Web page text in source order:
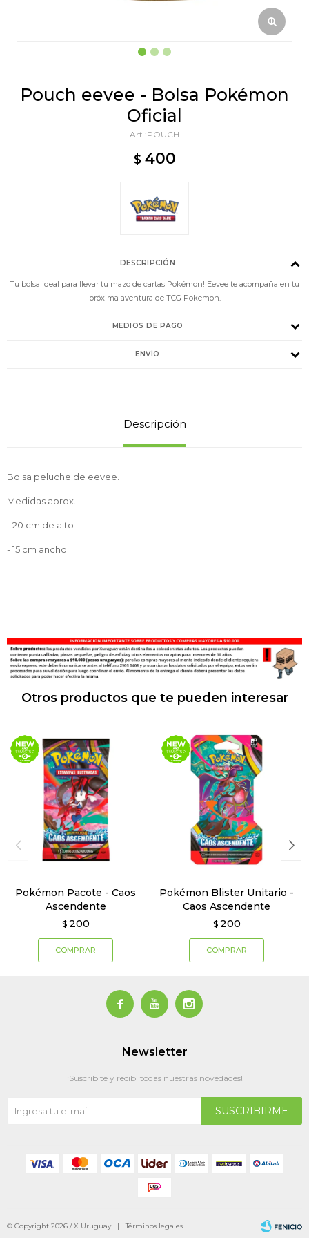
Pouch eevee - Bolsa Pokémon
Oficial
POUCH
$ 400
DESCRIPCIÓN
Tu bolsa ideal para llevar tu mazo de cartas Pokémon! Eevee te acompaña en tu
próxima aventura de TCG Pokemon.
MEDIOS DE PAGO
ENVÍO
Descripción
Bolsa peluche de eevee.
Medidas aprox.
- 20 cm de alto
- 15 cm ancho
Otros productos que te pueden interesar
Pokémon Pacote - Caos
Ascendente
$ 200
Pokémon Blister Unitario -
Caos Ascendente
$ 200
  
Newsletter
¡Suscribite y recibí todas nuestras novedades!
SUSCRIBIRME
© Copyright 2026 / X Uruguay |Términos legales